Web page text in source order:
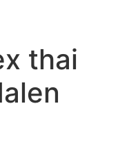
thai